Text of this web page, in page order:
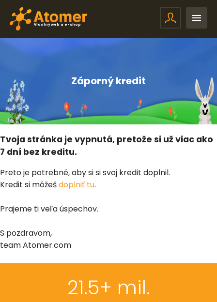
Vlastný web a e-shop
Záporný kredit
Tvoja stránka je vypnutá, pretože si už viac ako
7 dní bez kreditu.
Preto je potrebné, aby si si svoj kredit doplnil.
Kredit si môžešdoplniť tu.
Prajeme ti veľa úspechov.
S pozdravom,
team Atomer.com
21.5+ mil.